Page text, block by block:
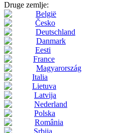
Druge zemlje:
België
Česko
Deutschland
Danmark
Eesti
France
Magyarország
Italia
Lietuva
Latvija
Nederland
Polska
România
Srbija